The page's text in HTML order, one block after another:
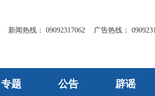
新闻热线： 09092317062 广告热线：
专题 公告 辟谣